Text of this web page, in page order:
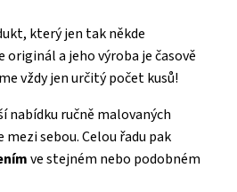
který jen tak někde
originál a jeho výroba je časově
vždy jen určitý počet kusů!
nabídku ručně malovaných
sebou. Celou řadu pak
ve stejném nebo podobném